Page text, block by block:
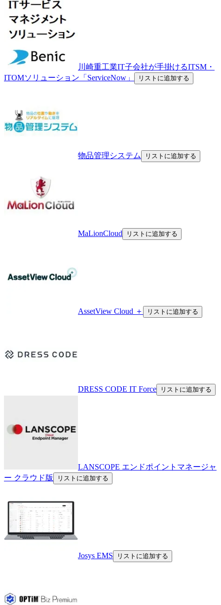
川崎重工業IT子会社が手掛けるITSM・
ITOMソリューション「ServiceNow」
リストに追加する
物品管理システム リストに追加する
MaLionCloud リストに追加する
AssetView Cloud ＋ リストに追加する
DRESS CODE IT Force リストに追加する
LANSCOPE エンドポイントマネージャ
ー クラウド版
リストに追加する
Josys EMS リストに追加する